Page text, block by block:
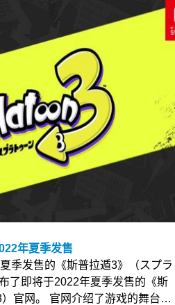
年夏季发售
季发售的《斯普拉遁3》（スプラ
了即将于2022年夏季发售的《斯
官网。 官网介绍了游戏的舞台…